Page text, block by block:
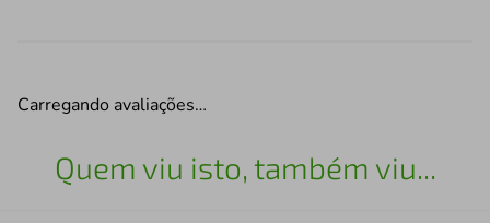
Carregando avaliações…
Quem viu isto, também viu...